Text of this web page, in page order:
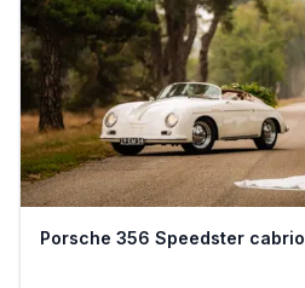
Porsche 356 Speedster cabrio